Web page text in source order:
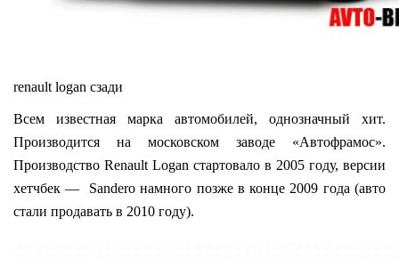
renault logan сзади
Всем известная марка автомобилей, однозначный хит.
Производится на московском заводе «Автофрамос».
Производство Renault Logan стартовало в 2005 году, версии
хетчбек — Sandero намного позже в конце 2009 года (авто
стали продавать в 2010 году).